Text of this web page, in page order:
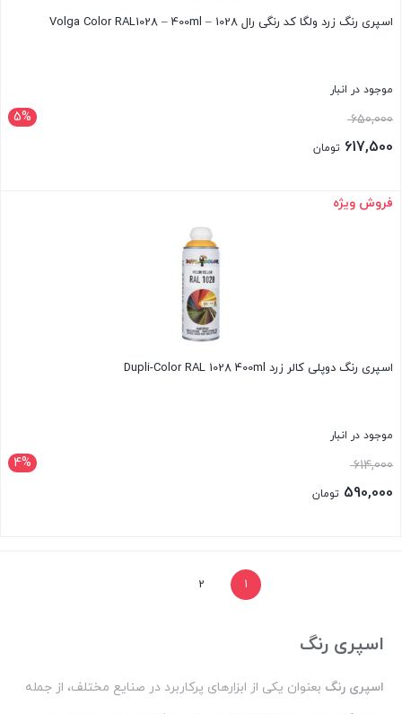
اسپری رنگ زرد ولگا کد رنگی رال 1028 – Volga Color RAL1028 – 400ml
موجود در انبار
5% 650,000قیمت
اصلی:
بود.
617,500 تومان
فعلی:
بستن
فروش ویژه
اسپری رنگ دوپلی کالر زرد Dupli-Color RAL 1028 400ml
موجود در انبار
4% 614,000قیمت
اصلی:590,000 تومان
1
2
اسپری رنگ
اسپری رنگ بعنوان یکی از ابزارهای پرکاربرد در صنایع مختلف، از جمله